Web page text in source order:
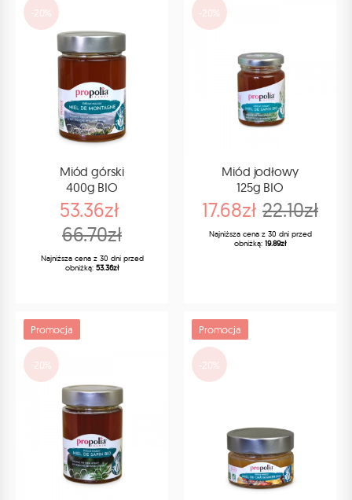
-20%
Miód górski
400g BIO
53.36zł
66.70zł
Najniższa cena z 30 dni przed
obniżką: 53.36zł
-20%
Miód jodłowy
125g BIO
17.68zł 22.10zł
Najniższa cena z 30 dni przed
obniżką: 19.89zł
Promocja
-20%
Promocja
-20%